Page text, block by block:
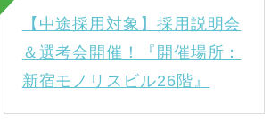
【中途採用対象】採用説明会
＆選考会開催！『開催場所：
新宿モノリスビル26階』